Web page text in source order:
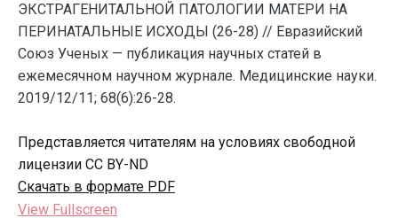
ЭКСТРАГЕНИТАЛЬНОЙ ПАТОЛОГИИ МАТЕРИ НА
ПЕРИНАТАЛЬНЫЕ ИСХОДЫ (26-28) // Евразийский
Союз Ученых — публикация научных статей в
ежемесячном научном журнале. Медицинские науки.
2019/12/11; 68(6):26-28.
Представляется читателям на условиях свободной
лицензии CC BY-ND
Скачать в формате PDF
View Fullscreen